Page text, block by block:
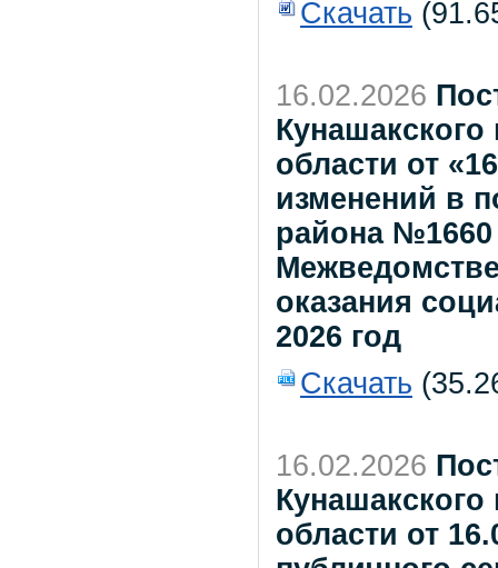
Скачать
16.02.2026
области от
изменений в
района №1660
оказания
2026 год
Скачать
16.02.2026
области от